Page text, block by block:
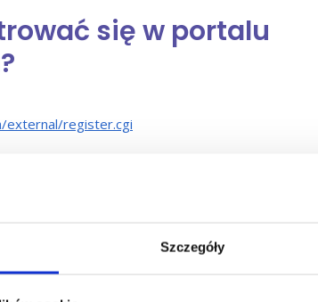
Szczegóły
się w portalu
external/register.cgi
delegowania?
w chwili rozpoczęcia przez kierowcę